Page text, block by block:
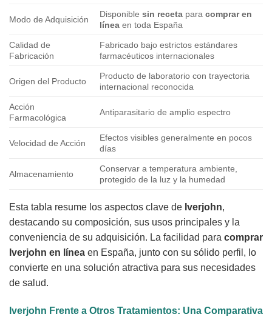
Modo de Adquisición
Disponiblesin receta paracomprar en
línea en toda España
Calidad de
Fabricación
Fabricado bajo estrictos estándares
farmacéuticos internacionales
Origen del Producto
Producto de laboratorio con trayectoria
internacional reconocida
Acción
Farmacológica
Antiparasitario de amplio espectro
Velocidad de Acción
Efectos visibles generalmente en pocos
días
Almacenamiento
Conservar a temperatura ambiente,
protegido de la luz y la humedad
Esta tabla resume los aspectos clave de Iverjohn,
destacando su composición, sus usos principales y la
conveniencia de su adquisición. La facilidad para comprar
Iverjohn en línea en España, junto con su sólido perfil, lo
convierte en una solución atractiva para sus necesidades
de salud.
Iverjohn Frente a Otros Tratamientos: Una Comparativa